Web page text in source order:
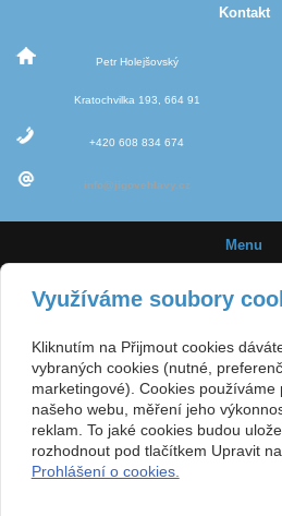
Kontakt
Petr Holejšovský
Kratochvilka 193, 664 91
+420 608 834 674
info@jigovehlavy.cz
Menu
Úvod
Jigové
Velikost
Využíváme soubory
Kliknutím na Přijmout cookies
vybraných cookies (nutné,
marketingové). Cookies
našeho webu, měření jeho
reklam. To jaké cookies budou
rozhodnout pod tlačítkem Upravit
Prohlášení o cookies.